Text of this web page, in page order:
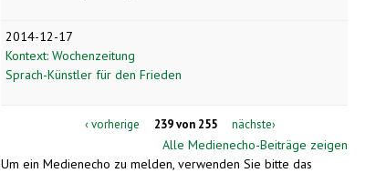
2014-12-17
Kontext: Wochenzeitung
Sprach-Künstler für den Frieden
‹ vorherige 239 von 255 nächste›
Alle Medienecho-Beiträge zeigen
Um ein Medienecho zu melden, verwenden Sie bitte das